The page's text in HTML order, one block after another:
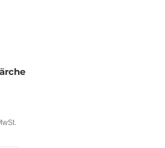
im Warenkorb
für unser gesamtes
Lärche (fein/grob)